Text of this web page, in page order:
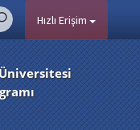
Hızlı Erişim